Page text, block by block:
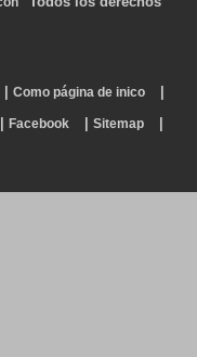
Como página de inico
Facebook Sitemap